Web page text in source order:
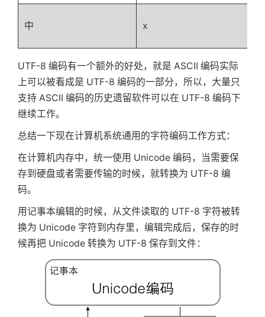
中 x
UTF-8 编码有一个额外的好处，就是 ASCII 编码实际
上可以被看成是 UTF-8 编码的一部分，所以，大量只
支持 ASCII 编码的历史遗留软件可以在 UTF-8 编码下
继续工作。
总结一下现在计算机系统通用的字符编码工作方式：
在计算机内存中，统一使用 Unicode 编码，当需要保
存到硬盘或者需要传输的时候，就转换为 UTF-8 编
码。
用记事本编辑的时候，从文件读取的 UTF-8 字符被转
换为 Unicode 字符到内存里，编辑完成后，保存的时
候再把 Unicode 转换为 UTF-8 保存到文件：